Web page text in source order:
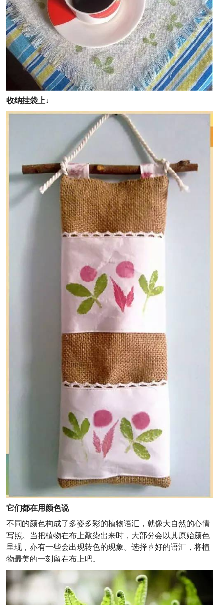
收纳挂袋上↓
它们都在用颜色说
不同的颜色构成了多姿多彩的植物语汇，就像大自然的心情
写照。当把植物在布上敲染出来时，大部分会以其原始颜色
呈现，亦有一些会出现转色的现象。选择喜好的语汇，将植
物最美的一刻留在布上吧。